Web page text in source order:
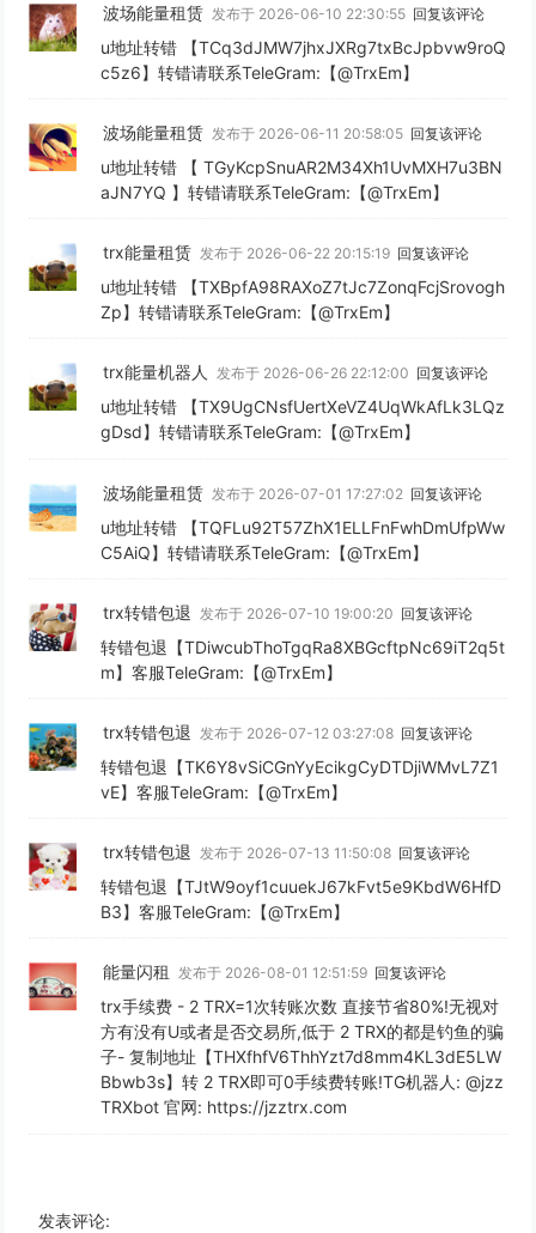
波场能量租赁 发布于 2026-06-10 22:30:55 回复该评论
u地址转错 【TCq3dJMW7jhxJXRg7txBcJpbvw9roQ
c5z6】转错请联系TeleGram:【@TrxEm】
波场能量租赁 发布于 2026-06-11 20:58:05 回复该评论
u地址转错 【 TGyKcpSnuAR2M34Xh1UvMXH7u3BN
aJN7YQ 】转错请联系TeleGram:【@TrxEm】
trx能量租赁 发布于 2026-06-22 20:15:19 回复该评论
u地址转错 【TXBpfA98RAXoZ7tJc7ZonqFcjSrovogh
Zp】转错请联系TeleGram:【@TrxEm】
trx能量机器人 发布于 2026-06-26 22:12:00 回复该评论
u地址转错 【TX9UgCNsfUertXeVZ4UqWkAfLk3LQz
gDsd】转错请联系TeleGram:【@TrxEm】
波场能量租赁 发布于 2026-07-01 17:27:02 回复该评论
u地址转错 【TQFLu92T57ZhX1ELLFnFwhDmUfpWw
C5AiQ】转错请联系TeleGram:【@TrxEm】
trx转错包退 发布于 2026-07-10 19:00:20 回复该评论
转错包退【TDiwcubThoTgqRa8XBGcftpNc69iT2q5t
m】客服TeleGram:【@TrxEm】
trx转错包退 发布于 2026-07-12 03:27:08 回复该评论
转错包退【TK6Y8vSiCGnYyEcikgCyDTDjiWMvL7Z1
vE】客服TeleGram:【@TrxEm】
trx转错包退 发布于 2026-07-13 11:50:08 回复该评论
转错包退【TJtW9oyf1cuuekJ67kFvt5e9KbdW6HfD
B3】客服TeleGram:【@TrxEm】
能量闪租 发布于 2026-08-01 12:51:59 回复该评论
trx手续费 - 2 TRX=1次转账次数 直接节省80%!无视对
方有没有U或者是否交易所,低于 2 TRX的都是钓鱼的骗
子- 复制地址【THXfhfV6ThhYzt7d8mm4KL3dE5LW
Bbwb3s】转 2 TRX即可0手续费转账!TG机器人: @jzz
TRXbot 官网: https://jzztrx.com
发表评论: